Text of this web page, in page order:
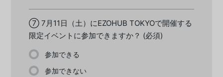
⑦ 7月11日（土）にEZOHUB TOKYOで開催する
限定イベントに参加できますか？ (必須)
参加できる
参加できない